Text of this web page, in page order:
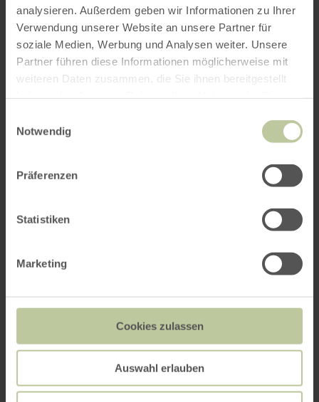
analysieren. Außerdem geben wir Informationen zu Ihrer
Verwendung unserer Website an unsere Partner für
soziale Medien, Werbung und Analysen weiter. Unsere
Partner führen diese Informationen möglicherweise mit
weiteren Daten zusammen, die Sie ihnen bereitgestellt
Notwendig
Präferenzen
Statistiken
Marketing
Cookies zulassen
Auswahl erlauben
Weitere Veranstaltungen
Eifeler Wildkräuterführung